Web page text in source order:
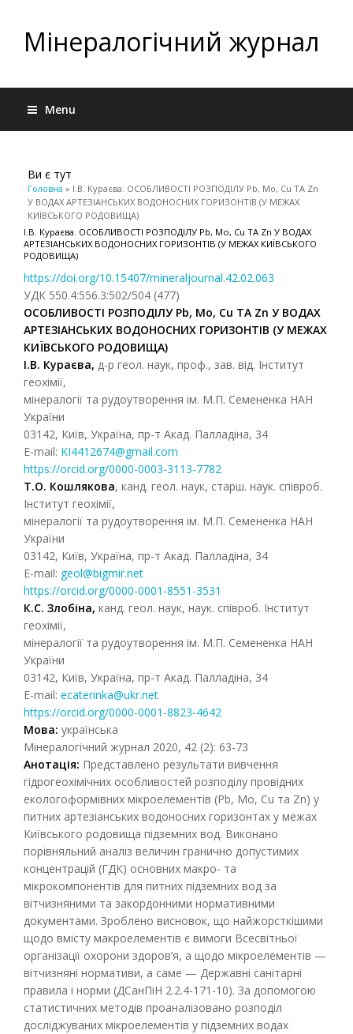
Мінералогічний журнал
Menu
Ви є тут
Головна » І.В. Кураєва. ОСОБЛИВОСТІ РОЗПОДІЛУ Pb, Mo, Cu ТА Zn
У ВОДАХ АРТЕЗІАНСЬКИХ ВОДОНОСНИХ ГОРИЗОНТІВ (У МЕЖАХ
КИЇВСЬКОГО РОДОВИЩА)
І.В. Кураєва. ОСОБЛИВОСТІ РОЗПОДІЛУ Pb, Mo, Cu ТА Zn У ВОДАХ
АРТЕЗІАНСЬКИХ ВОДОНОСНИХ ГОРИЗОНТІВ (У МЕЖАХ КИЇВСЬКОГО
РОДОВИЩА)
https://doi.org/10.15407/mineraljournal.42.02.063
УДК 550.4:556.3:502/504 (477)
ОСОБЛИВОСТІ РОЗПОДІЛУ Pb, Mo, Cu ТА Zn У ВОДАХ
АРТЕЗІАНСЬКИХ ВОДОНОСНИХ ГОРИЗОНТІВ (У МЕЖАХ
КИЇВСЬКОГО РОДОВИЩА)
І.В. Кураєва, д-р геол. наук, проф., зав. від. Інститут
геохімії,
мінералогії та рудоутворення ім. М.П. Семененка НАН
України
03142, Київ, Україна, пр-т Акад. Палладіна, 34
E-mail: KI4412674@gmail.com
https://orcid.org/0000-0003-3113-7782
Т.О. Кошлякова, канд. геол. наук, старш. наук. співроб.
Інститут геохімії,
мінералогії та рудоутворення ім. М.П. Семененка НАН
України
03142, Київ, Україна, пр-т Акад. Палладіна, 34
E-mail: geol@bigmir.net
https://orcid.org/0000-0001-8551-3531
К.С. Злобіна, канд. геол. наук, наук. співроб. Інститут
геохімії,
мінералогії та рудоутворення ім. М.П. Семененка НАН
України
03142, Київ, Україна, пр-т Акад. Палладіна, 34
E-mail: ecaterinka@ukr.net
https://orcid.org/0000-0001-8823-4642
Мова: українська
Мінералогічний журнал 2020, 42 (2): 63-73
Анотація: Представлено результати вивчення
гідрогеохімічних особливостей розподілу провідних
екологоформівних мікроелементів (Pb, Mo, Cu та Zn) у
питних артезіанських водоносних горизонтах у межах
Київського родовища підземних вод. Виконано
порівняльний аналіз величин гранично допустимих
концентрацій (ГДК) основних макро- та
мікрокомпонентів для питних підземних вод за
вітчизняними та закордонними нормативними
документами. Зроблено висновок, що найжорсткішими
щодо вмісту макроелементів є вимоги Всесвітньої
організації охорони здоров’я, а щодо мікроелементів —
вітчизняні нормативи, а саме — Державні санітарні
правила і норми (ДСанПіН 2.2.4-171-10). За допомогою
статистичних методів проаналізовано розподіл
досліджуваних мікроелементів у підземних водах